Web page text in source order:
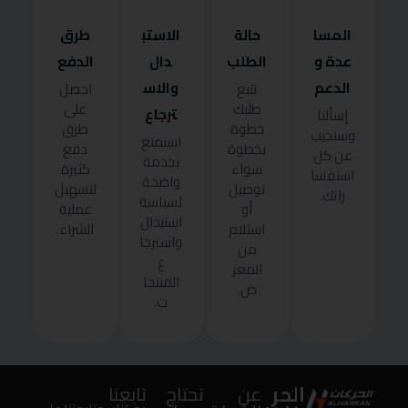
المسا
عدة و
الدعم
إسألنا
وسنجيب
عن كل
استفسا
راتك.
حالة
الطلب
تتبع
طلبك
خطوة
بخطوة
سواء
توصيل
أو
استلام
من
المعر
ض.
الاستب
دال
والاس
ترجاع
استمتع
بخدمة
واضحة
لسياسة
استبدال
واسترجا
ع
المنتجا
ت.
طرق
الدفع
احصل
على
طرق
دفع
كثيرة
لتسهيل
عملية
الشراء.
الحر عن تحتاج تابعنا